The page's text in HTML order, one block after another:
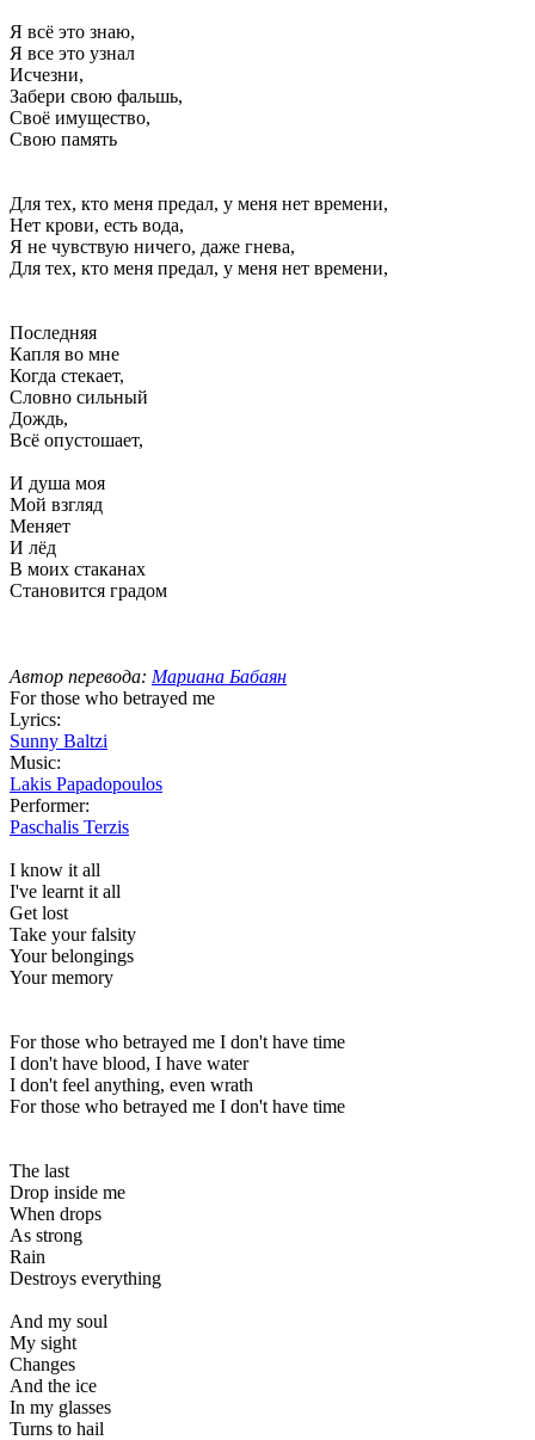
Я всё это знаю,
Я все это узнал
Исчезни,
Забери свою фальшь,
Своё имущество,
Свою память
Для тех, кто меня предал, у меня нет времени,
Нет крови, есть вода,
Я не чувствую ничего, даже гнева,
Для тех, кто меня предал, у меня нет времени,
Последняя
Капля во мне
Когда стекает,
Словно сильный
Дождь,
Всё опустошает,
И душа моя
Мой взгляд
Меняет
И лёд
В моих стаканах
Становится градом
Автор перевода: Мариана Бабаян
For those who betrayed me
Lyrics:
Sunny Baltzi
Music:
Lakis Papadopoulos
Performer:
Paschalis Terzis
I know it all
I've learnt it all
Get lost
Take your falsity
Your belongings
Your memory
For those who betrayed me I don't have time
I don't have blood, I have water
I don't feel anything, even wrath
For those who betrayed me I don't have time
The last
Drop inside me
When drops
As strong
Rain
Destroys everything
And my soul
My sight
Changes
And the ice
In my glasses
Turns to hail